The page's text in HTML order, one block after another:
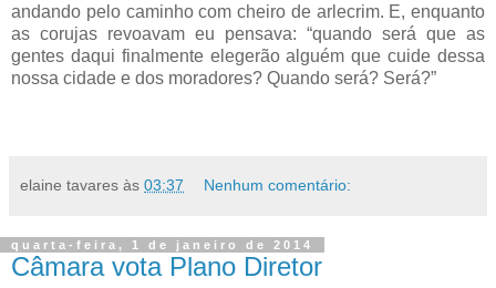
andando pelo caminho com cheiro de arlecrim. E, enquanto
as corujas revoavam eu pensava: “quando será que as
gentes daqui finalmente elegerão alguém que cuide dessa
nossa cidade e dos moradores? Quando será? Será?”
elaine tavares às 03:37 Nenhum comentário:
quarta-feira, 1 de janeiro de 2014
Câmara vota Plano Diretor